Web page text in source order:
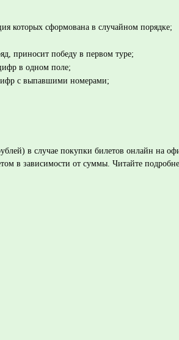
которых сформована в случайном порядке;
приносит победу в первом туре;
в одном поле;
с выпавшими номерами;
в случае покупки билетов онлайн
в зависимости от суммы. Читайте